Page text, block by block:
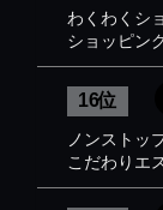
わくわくシ
ショッピン
16 位
ノンストッ
こだわりエ